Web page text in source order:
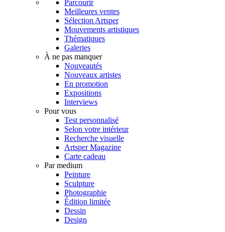
Parcourir
Meilleures ventes
Sélection Artsper
Mouvements artistiques
Thématiques
Galeries
À ne pas manquer
Nouveautés
Nouveaux artistes
En promotion
Expositions
Interviews
Pour vous
Test personnalisé
Selon votre intérieur
Recherche visuelle
Artsper Magazine
Carte cadeau
Par medium
Peinture
Sculpture
Photographie
Édition limitée
Dessin
Design